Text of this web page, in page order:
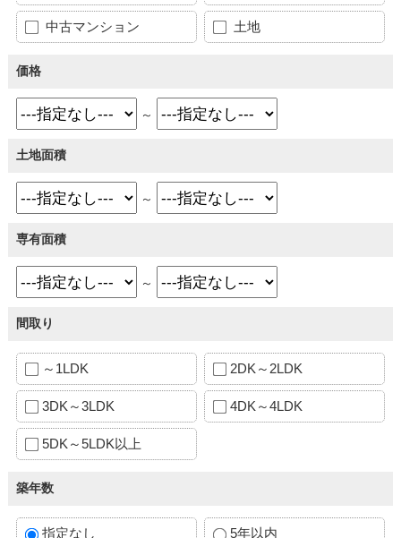
中古マンション 土地
価格
～
土地面積
～
専有面積
～
間取り
～1LDK 2DK～2LDK
3DK～3LDK 4DK～4LDK
5DK～5LDK以上
築年数
指定なし 5年以内